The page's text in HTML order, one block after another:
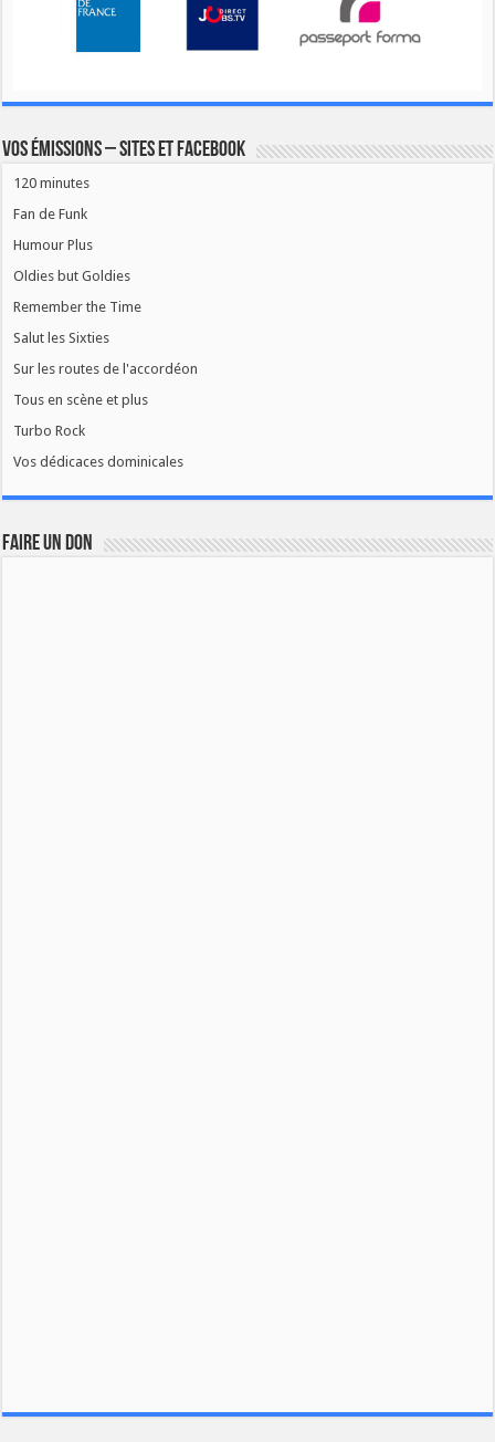
Vos émissions – Sites et Facebook
120 minutes
Fan de Funk
Humour Plus
Oldies but Goldies
Remember the Time
Salut les Sixties
Sur les routes de l'accordéon
Tous en scène et plus
Turbo Rock
Vos dédicaces dominicales
FAIRE UN DON